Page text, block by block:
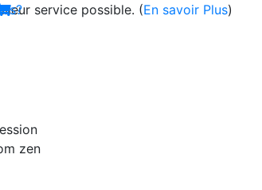
service possible. (En savoir Plus)